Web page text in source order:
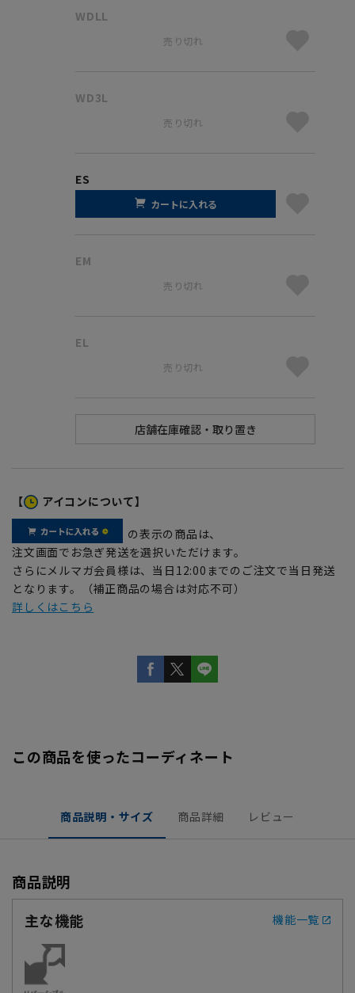
WDLL
売り切れ
WD3L
売り切れ
ES
カートに入れる
EM
売り切れ
EL
売り切れ
【 アイコンについて】
の表示の商品は、
注文画面でお急ぎ発送を選択いただけます。
さらにメルマガ会員様は、当日12:00までのご注文で当日発送
となります。（補正商品の場合は対応不可）
詳しくはこちら
この商品を使ったコーディネート
商品説明・サイズ 商品詳細 レビュー
商品説明
主な機能
機能一覧